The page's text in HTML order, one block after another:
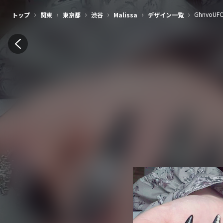
トップ › 関東 › 東京都 › 渋谷 › Malissa › デザイン一覧 ›